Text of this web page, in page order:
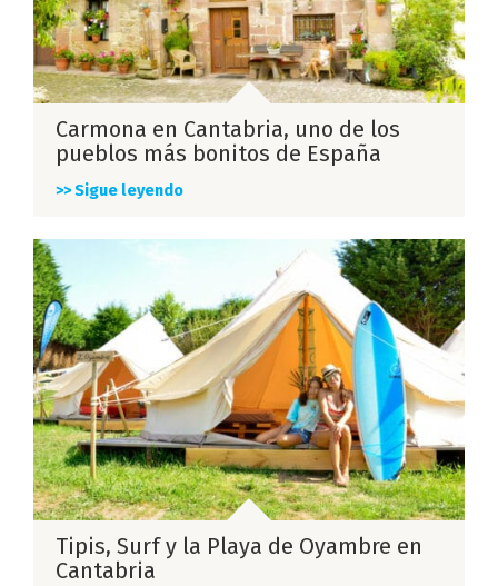
Carmona en Cantabria, uno de los
pueblos más bonitos de España
>> Sigue leyendo
Tipis, Surf y la Playa de Oyambre en
Cantabria